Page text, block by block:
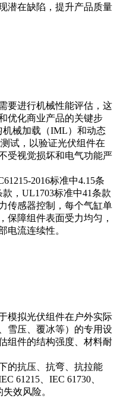
潜在缺陷，提升产品质量
要进行机械性能评估，这
优化商业产品的关键步
械加载（IML）和动态
试，以验证光伏组件在
受视觉损坏和电气功能严
2016标准中4.15条
款，UL1703标准中41条款
传感器控制，每个气缸单
保障组件表面受力均匀，
电流连续性。
模拟光伏组件在户外实际
雪压、覆冰等）的专用设
组件的结构强度、材料耐
的抗压、抗弯、抗拉能
61215、IEC 61730、
效风险。